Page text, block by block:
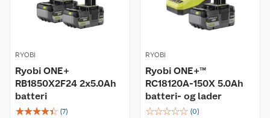
RYOBI
Ryobi ONE+
RB1850X2F24 2x5.0Ah
batteri
☆☆☆☆☆ (7)
RYOBI
Ryobi ONE+™
RC18120A-150X 5.0Ah
batteri- og lader
☆☆☆☆☆ (0)